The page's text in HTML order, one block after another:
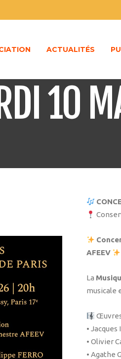
ACTUALITÉS
10
AFEEV
La
musicale
• Jacques
• Olivier
• Agathe